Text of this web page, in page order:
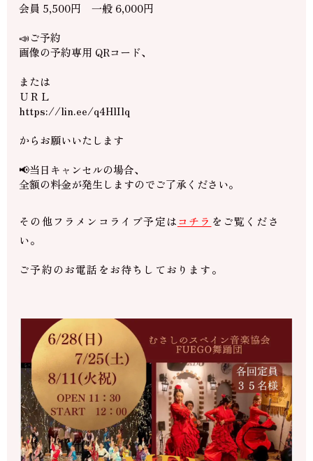
会員 5,500円 一般 6,000円
📣ご予約
画像の予約専用 QRコード、
または
ＵＲＬ
https://lin.ee/q4HlIlq
からお願いいたします
📢当日キャンセルの場合、
全額の料金が発生しますのでご了承ください。
その他フラメンコライブ予定はコチラ をご覧くださ
い。
ご予約のお電話をお待ちしております。